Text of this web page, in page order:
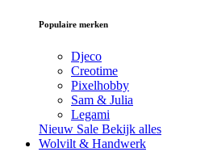
Populaire merken
Djeco
Creotime
Pixelhobby
Sam & Julia
Legami
Nieuw Sale Bekijk alles
Wolvilt & Handwerk